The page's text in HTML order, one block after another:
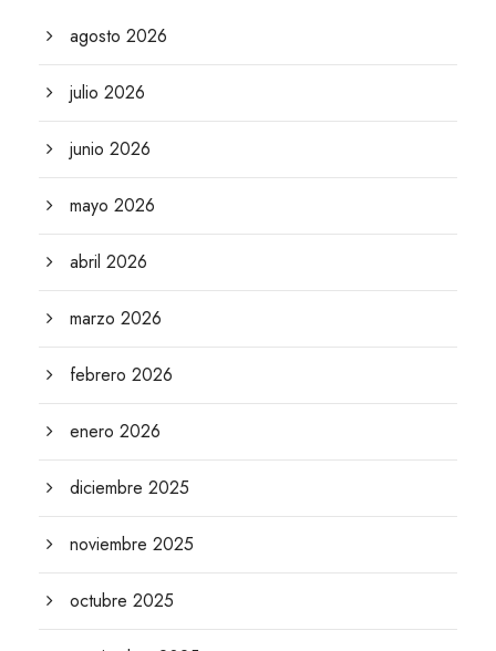
agosto 2026
julio 2026
junio 2026
mayo 2026
abril 2026
marzo 2026
febrero 2026
enero 2026
diciembre 2025
noviembre 2025
octubre 2025